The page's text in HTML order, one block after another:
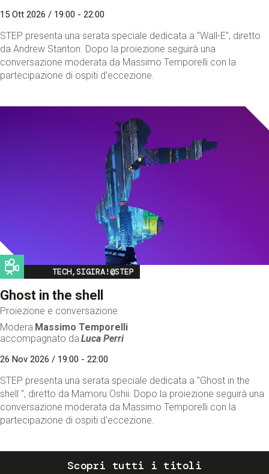
15 Ott 2026 / 19:00 - 22:00
STEP presenta una serata speciale dedicata a "Wall-E", diretto
da Andrew Stanton. Dopo la proiezione seguirà una
conversazione moderata da Massimo Temporelli con la
partecipazione di ospiti d'eccezione.
Image
TECH,SIGIRA!@STEP
Ghost in the shell
Proiezione e conversazione
Modera Massimo Temporelli
accompagnato da Luca Perri
26 Nov 2026 / 19:00 - 22:00
STEP presenta una serata speciale dedicata a "Ghost in the
shell ", diretto da Mamoru Oshii. Dopo la proiezione seguirà una
conversazione moderata da Massimo Temporelli con la
partecipazione di ospiti d'eccezione.
Scopri tutti i titoli